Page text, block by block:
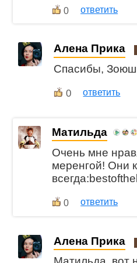
0 ответить
Алена Прика
Спасибы,
0 ответить
Матильда
Очень мне
меренгой! Они
0 ответить
Алена Прика